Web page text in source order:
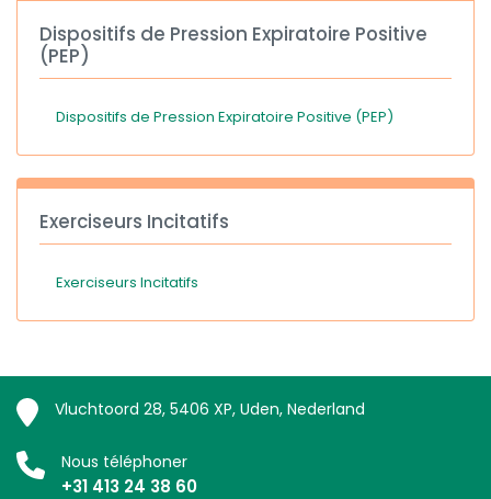
Dispositifs de Pression Expiratoire Positive
(PEP)
Dispositifs de Pression Expiratoire Positive (PEP)
Exerciseurs Incitatifs
Exerciseurs Incitatifs
Vluchtoord 28, 5406 XP, Uden, Nederland
Nous téléphoner
+31 413 24 38 60